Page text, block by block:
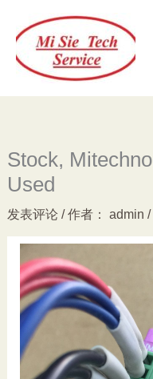
Stock,
Used
发表评论 / 作者： admin /